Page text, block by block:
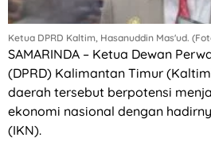
Ketua DPRD Kaltim, Hasanuddin Mas'ud.
SAMARINDA – Ketua Dewan
(DPRD) Kalimantan Timur
daerah tersebut berpotensi
ekonomi nasional dengan
(IKN).